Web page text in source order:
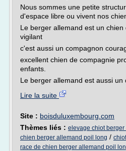
Nous sommes une petite
d'espace libre ou vivent nos
Le berger allemand est un
vigilant
c'est aussi un compagnon
excellent chien de compagnie
enfants.
Le berger allemand est aussi un
Lire la suite
Site : boisduluxembourg.com
Thèmes liés : elevage chiot
chien berger allemand poil long /
race de chien berger allemand poil